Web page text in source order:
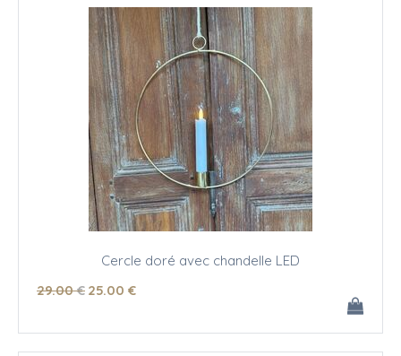
Cercle doré avec chandelle LED
29.00 € 25.00 €